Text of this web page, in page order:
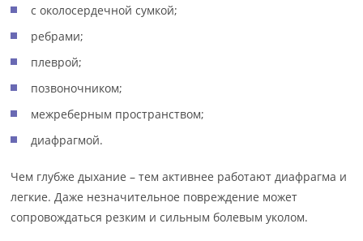
с околосердечной сумкой;
ребрами;
плеврой;
позвоночником;
межреберным пространством;
диафрагмой.
Чем глубже дыхание – тем активнее работают диафрагма и
легкие. Даже незначительное повреждение может
сопровождаться резким и сильным болевым уколом.